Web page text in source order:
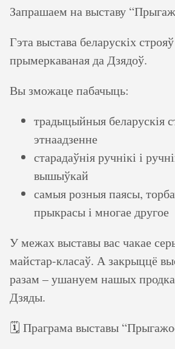
Запрашаем на выставу
Гэта выстава беларускіх
прымеркаваная да Дзядоў.
Вы зможаце пабачыць:
традыцыйныя беларускія
этнаадзенне
старадаўнія ручнікі і
вышыўкай
самыя розныя паясы,
прыкрасы і многае другое
У межах выставы вас чакае
майстар-класаў. А закрыццё
разам – ушануем нашых
Дзяды.
🗓️ Праграма выставы